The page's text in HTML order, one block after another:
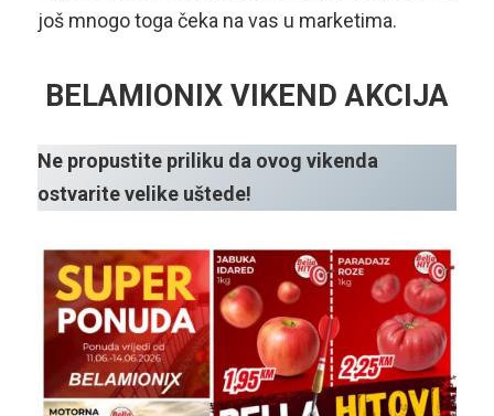
još mnogo toga čeka na vas u marketima.
BELAMIONIX VIKEND AKCIJA
Ne propustite priliku da ovog vikenda
ostvarite velike uštede!